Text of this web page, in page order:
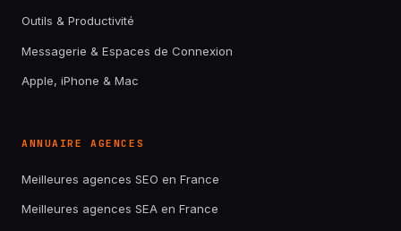
Outils & Productivité
Messagerie & Espaces de Connexion
Apple, iPhone & Mac
ANNUAIRE AGENCES
Meilleures agences SEO en France
Meilleures agences SEA en France